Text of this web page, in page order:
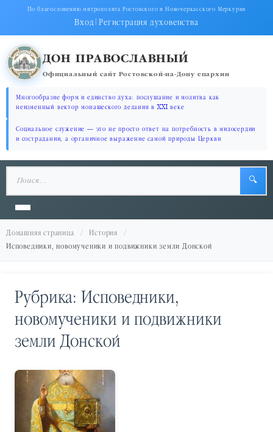
По благословению митрополита Ростовского и Новочеркасского Меркурия
Вход|Регистрация духовенства
ДОН ПРАВОСЛАВНЫЙ
Официальный сайт Ростовской-на-Дону епархии
Многообразие форм и единство духа: послушание и молитва как
неизменный вектор монашеского делания в XXI веке
Социальное служение — это не просто ответ на потребность в милосердии
и сострадании, а органичное выражение самой природы Церкви
🔍
Домашняя страница
История
Исповедники, новомученики и подвижники земли Донской
Рубрика:Исповедники,
новомученики и подвижники
земли Донской